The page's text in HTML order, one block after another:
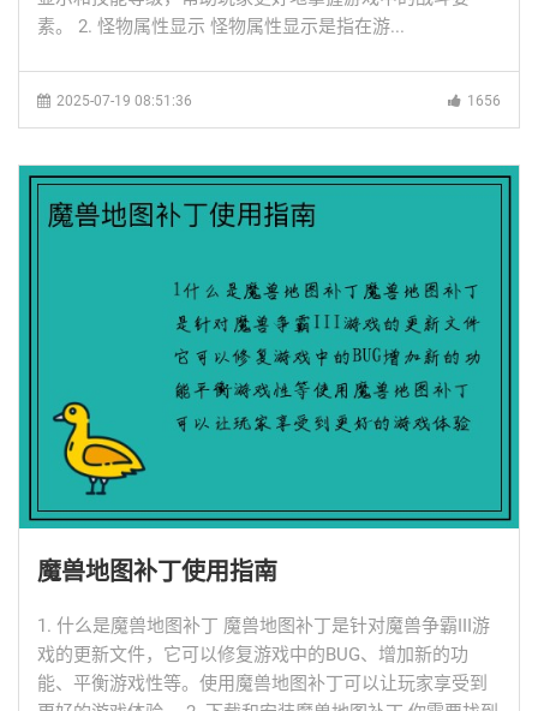
素。 2. 怪物属性显示 怪物属性显示是指在游...
2025-07-19 08:51:36 1656
魔兽地图补丁使用指南
1. 什么是魔兽地图补丁 魔兽地图补丁是针对魔兽争霸III游
戏的更新文件，它可以修复游戏中的BUG、增加新的功
能、平衡游戏性等。使用魔兽地图补丁可以让玩家享受到